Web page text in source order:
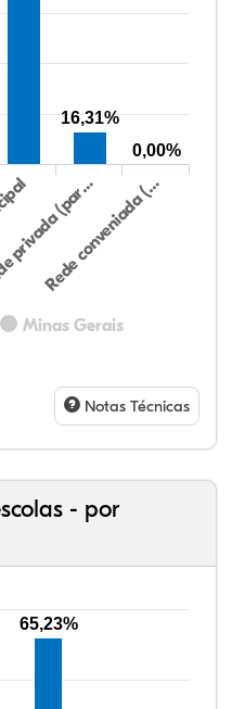
Minas Gerais
(par…
Rede conveniada (…
16,31%
0,00%
Notas Técnicas
- por
65,23%